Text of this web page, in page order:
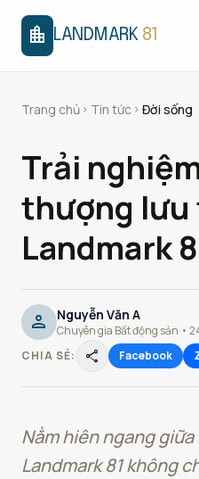
location_city LANDMARK 81
Trang chủ chevron_right Tin tức chevron_right Đời sống
Trải
thượng lưu
Landmark
person Nguyễn Văn A
Chuyên gia Bất động sản •
CHIA SẺ:
share Facebook
Nằm hiên ngang giữa
Landmark 81 không